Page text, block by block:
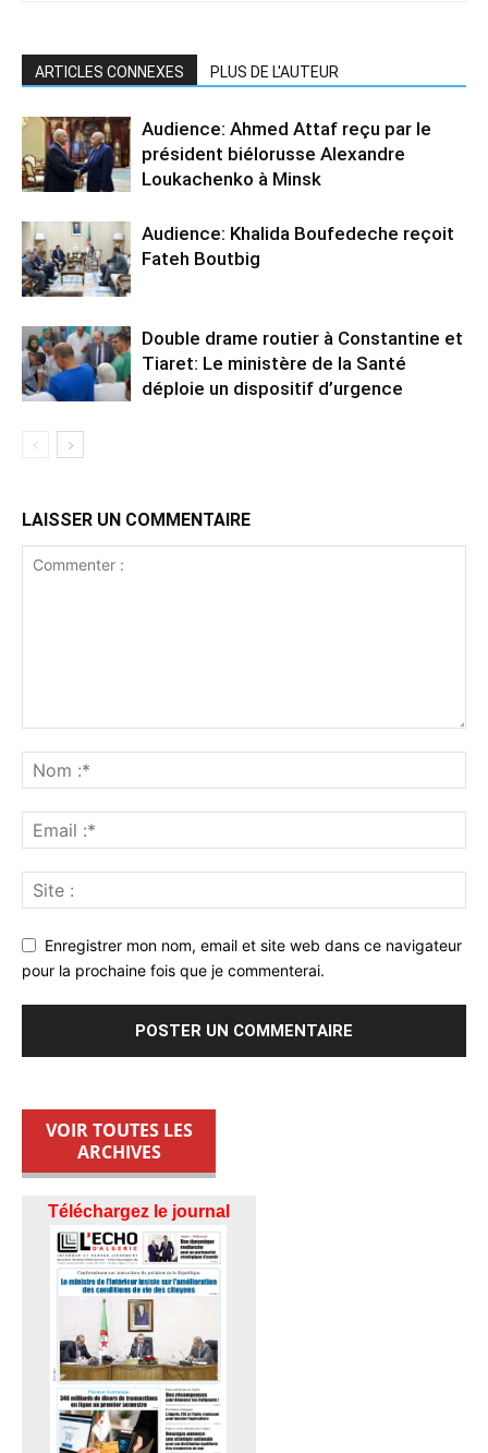
ARTICLES CONNEXES PLUS DE L'AUTEUR
Audience: Ahmed Attaf reçu par le
président biélorusse Alexandre
Loukachenko à Minsk
Audience: Khalida Boufedeche reçoit
Fateh Boutbig
Double drame routier à Constantine et
Tiaret: Le ministère de la Santé
déploie un dispositif d’urgence
LAISSER UN COMMENTAIRE
Enregistrer mon nom, email et site web dans ce navigateur
pour la prochaine fois que je commenterai.
VOIR TOUTES LES
ARCHIVES